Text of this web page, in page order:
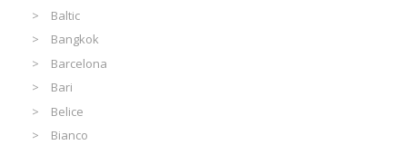
Baltic
Bangkok
Barcelona
Bari
Belice
Bianco